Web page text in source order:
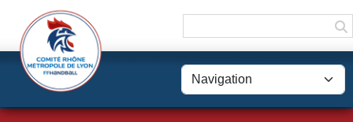
Panneau de gestion des cookies